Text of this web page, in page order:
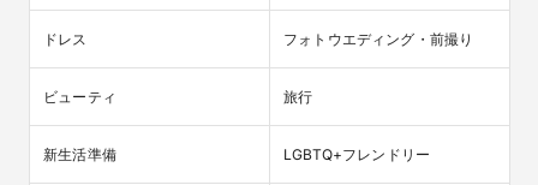
ドレス フォトウエディング・前撮り
ビューティ 旅行
新生活準備 LGBTQ+フレンドリー